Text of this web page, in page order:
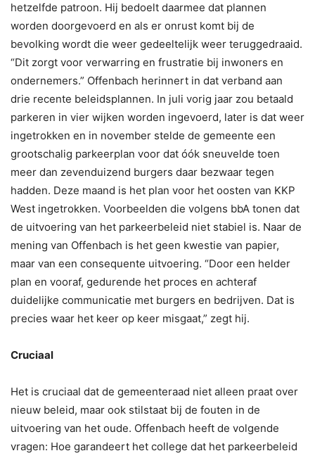
hetzelfde patroon. Hij bedoelt daarmee dat plannen
worden doorgevoerd en als er onrust komt bij de
bevolking wordt die weer gedeeltelijk weer teruggedraaid.
“Dit zorgt voor verwarring en frustratie bij inwoners en
ondernemers.” Offenbach herinnert in dat verband aan
drie recente beleidsplannen. In juli vorig jaar zou betaald
parkeren in vier wijken worden ingevoerd, later is dat weer
ingetrokken en in november stelde de gemeente een
grootschalig parkeerplan voor dat óók sneuvelde toen
meer dan zevenduizend burgers daar bezwaar tegen
hadden. Deze maand is het plan voor het oosten van KKP
West ingetrokken. Voorbeelden die volgens bbA tonen dat
de uitvoering van het parkeerbeleid niet stabiel is. Naar de
mening van Offenbach is het geen kwestie van papier,
maar van een consequente uitvoering. “Door een helder
plan en vooraf, gedurende het proces en achteraf
duidelijke communicatie met burgers en bedrijven. Dat is
precies waar het keer op keer misgaat,” zegt hij.
Cruciaal
Het is cruciaal dat de gemeenteraad niet alleen praat over
nieuw beleid, maar ook stilstaat bij de fouten in de
uitvoering van het oude. Offenbach heeft de volgende
vragen: Hoe garandeert het college dat het parkeerbeleid